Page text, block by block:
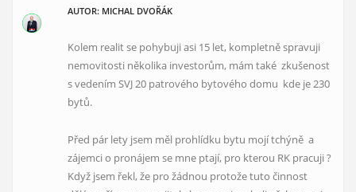
AUTOR: MICHAL DVOŘÁK
Kolem realit se pohybuji asi 15 let, kompletně spravuji
nemovitosti několika investorům, mám také zkušenost
s vedením SVJ 20 patrového bytového domu kde je 230
bytů.
Před pár lety jsem měl prohlídku bytu mojí tchýně a
zájemci o pronájem se mne ptají, pro kterou RK pracuji ?
Když jsem řekl, že pro žádnou protože tuto činnost